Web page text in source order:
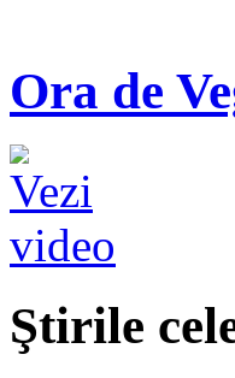
Ora de
Ştirile